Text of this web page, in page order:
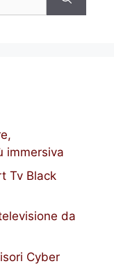
immersiva
Tv Black
da
Cyber